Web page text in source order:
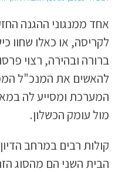
אחד ממנגוני ההגנה
לקריסה, או כאלו שחוו
ברורה ובהירה, רצוי
להאשים את המנכ"ל
המערכת ומסייע לה
מול עומק הכשלון.
קולות רבים במרחב
הבית השני הם מהסוג